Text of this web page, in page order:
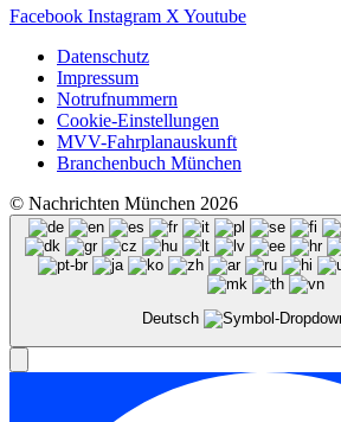
Facebook Instagram X Youtube
Datenschutz
Impressum
Notrufnummern
Cookie-Einstellungen
MVV-Fahrplanauskunft
Branchenbuch München
© Nachrichten München 2026
Deutsch